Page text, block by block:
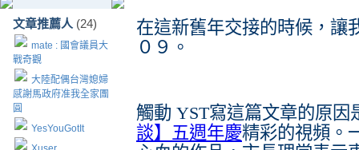
文章推薦人 (24)
mate : 國會議員大
戰奇觀
大陸配偶台灣媳婦
感謝馬政府准我全家團
圓
YesYouGotIt
在這新舊年交接的時候，讓
０９。
觸動 YST寫這篇文章的原因
談】五週年慶精彩的視頻。